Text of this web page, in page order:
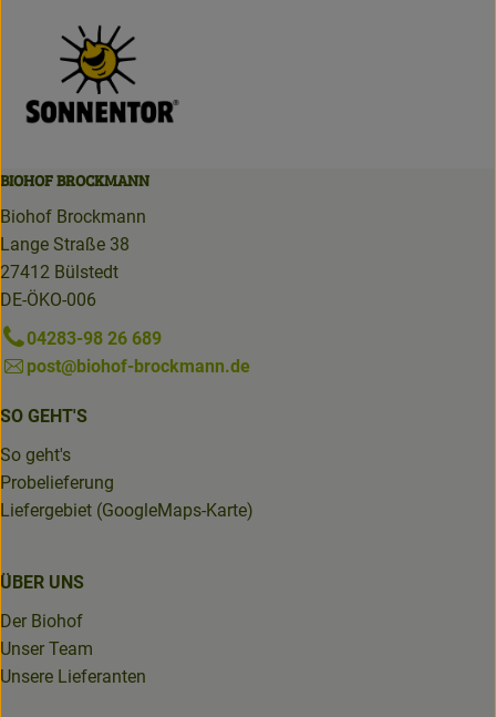
BIOHOF BROCKMANN
Biohof Brockmann
Lange Straße 38
27412 Bülstedt
DE-ÖKO-006
04283-98 26 689
post@biohof-brockmann.de
SO GEHT'S
So geht's
Probelieferung
Liefergebiet (GoogleMaps-Karte)
ÜBER UNS
Der Biohof
Unser Team
Unsere Lieferanten